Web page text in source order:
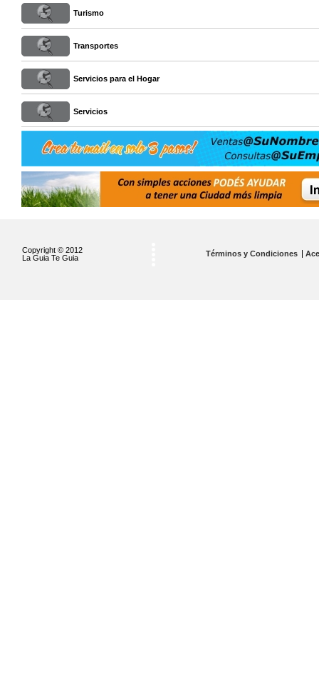
Turismo
Transportes
Servicios para el Hogar
Servicios
Copyright © 2012
La Guia Te Guia
Términos y Condiciones